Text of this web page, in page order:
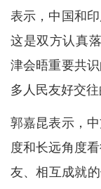
表示，中国和
这是双方认真
津会晤重要共
多人民友好交往
郭嘉昆表示，
度和长远角度
友、相互成就